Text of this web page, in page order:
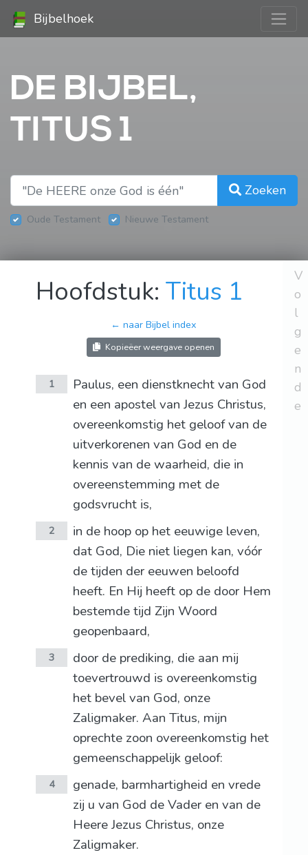
Bijbelhoek
DE BIJBEL,
TITUS 1
Zoeken
Oude Testament Nieuwe Testament
Hoofdstuk:Titus 1
← naar Bijbel index
Kopieëer weergave openen
1
Paulus, een dienstknecht van God
en een apostel van Jezus Christus,
overeenkomstig het geloof van de
uitverkorenen van God en de
kennis van de waarheid, die in
overeenstemming met de
godsvrucht is,
2
in de hoop op het eeuwige leven,
dat God, Die niet liegen kan, vóór
de tijden der eeuwen beloofd
heeft. En Hij heeft op de door Hem
bestemde tijd Zijn Woord
geopenbaard,
3
door de prediking, die aan mij
toevertrouwd is overeenkomstig
het bevel van God, onze
Zaligmaker. Aan Titus, mijn
oprechte zoon overeenkomstig het
gemeenschappelijk geloof:
4
genade, barmhartigheid en vrede
zij u van God de Vader en van de
Heere Jezus Christus, onze
Zaligmaker.
V
o
l
g
e
n
d
e